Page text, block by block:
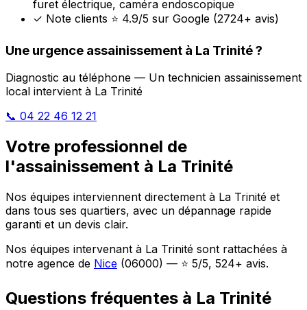
furet électrique, caméra endoscopique
✓ Note clients ⭐ 4.9/5 sur Google (2724+ avis)
Une urgence assainissement à La Trinité ?
Diagnostic au téléphone — Un technicien assainissement
local intervient à La Trinité
📞 04 22 46 12 21
Votre professionnel de
l'assainissement à La Trinité
Nos équipes interviennent directement à La Trinité et
dans tous ses quartiers, avec un dépannage rapide
garanti et un devis clair.
Nos équipes intervenant à La Trinité sont rattachées à
notre agence de Nice (06000) — ⭐ 5/5, 524+ avis.
Questions fréquentes à La Trinité